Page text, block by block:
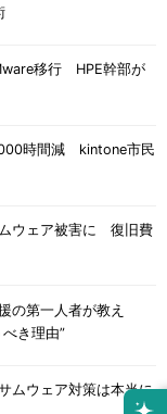
移行 HPE幹部が
時間減 kintone市民
ウェア被害に 復旧費
の第一人者が教え
き理由”
ムウェア対策は本当に